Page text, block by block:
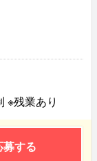
※残業あり
募する